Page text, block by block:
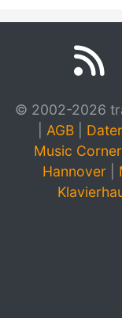
© 2002-2026
AGB
Music
Hannover